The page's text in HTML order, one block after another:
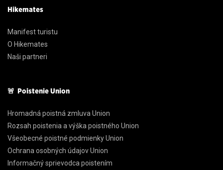
Hikemates
Manifest turistu
O Hikemates
Naši partneri
🚨 Poistenie Union
Hromadná poistná zmluva Union
Rozsah poistenia a výška poistného Union
Všeobecné poistné podmienky Union
Ochrana osobných údajov Union
Informačný sprievodca poistením